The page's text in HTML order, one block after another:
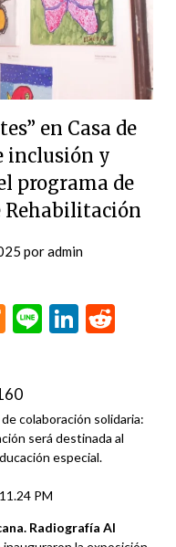
en Casa de
inclusión y
programa de
Rehabilitación
poradmin
Meneame
Line
colaboración solidaria:
será destinada al
especial.
Radiografía Al